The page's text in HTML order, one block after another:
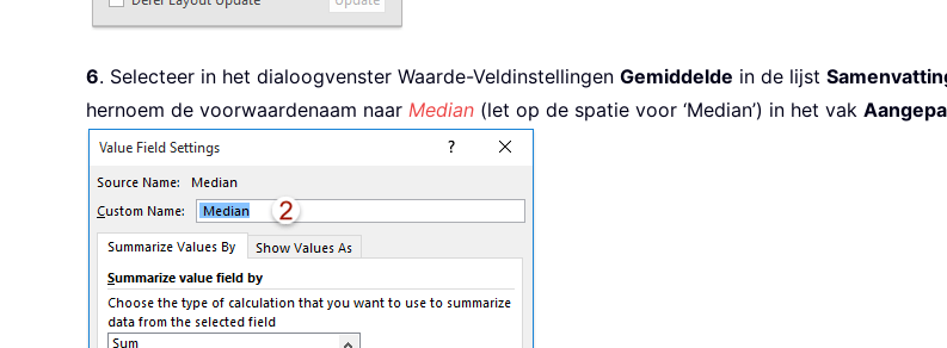
6. Selecteer in het dialoogvenster Waarde-Veldinstellingen Gemiddelde in de lijst
hernoem de voorwaardenaam naar Median (let op de spatie voor ‘Median’) in het vak